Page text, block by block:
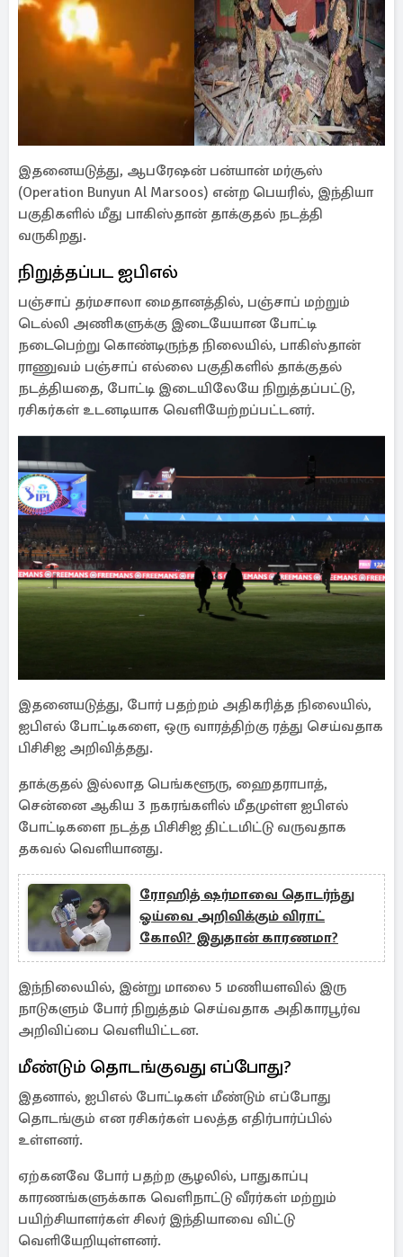
இதனையடுத்து, ஆபரேஷன் பன்யான் மர்சூஸ்
(Operation Bunyun Al Marsoos) என்ற பெயரில், இந்தியா
பகுதிகளில் மீது பாகிஸ்தான் தாக்குதல் நடத்தி
வருகிறது.
நிறுத்தப்பட ஐபிஎல்
பஞ்சாப் தர்மசாலா மைதானத்தில், பஞ்சாப் மற்றும்
டெல்லி அணிகளுக்கு இடையேயான போட்டி
நடைபெற்று கொண்டிருந்த நிலையில், பாகிஸ்தான்
ராணுவம் பஞ்சாப் எல்லை பகுதிகளில் தாக்குதல்
நடத்தியதை, போட்டி இடையிலேயே நிறுத்தப்பட்டு,
ரசிகர்கள் உடனடியாக வெளியேற்றப்பட்டனர்.
இதனையடுத்து, போர் பதற்றம் அதிகரித்த நிலையில்,
ஐபிஎல் போட்டிகளை, ஒரு வாரத்திற்கு ரத்து செய்வதாக
பிசிசிஐ அறிவித்தது.
தாக்குதல் இல்லாத பெங்களூரு, ஹைதராபாத்,
சென்னை ஆகிய 3 நகரங்களில் மீதமுள்ள ஐபிஎல்
போட்டிகளை நடத்த பிசிசிஐ திட்டமிட்டு வருவதாக
தகவல் வெளியானது.
ரோஹித் ஷர்மாவை தொடர்ந்து
ஓய்வை அறிவிக்கும் விராட்
கோலி? இதுதான் காரணமா?
இந்நிலையில், இன்று மாலை 5 மணியளவில் இரு
நாடுகளும் போர் நிறுத்தம் செய்வதாக அதிகாரபூர்வ
அறிவிப்பை வெளியிட்டன.
மீண்டும் தொடங்குவது எப்போது?
இதனால், ஐபிஎல் போட்டிகள் மீண்டும் எப்போது
தொடங்கும் என ரசிகர்கள் பலத்த எதிர்பார்ப்பில்
உள்ளனர்.
ஏற்கனவே போர் பதற்ற சூழலில், பாதுகாப்பு
காரணங்களுக்காக வெளிநாட்டு வீரர்கள் மற்றும்
பயிற்சியாளர்கள் சிலர் இந்தியாவை விட்டு
வெளியேறியுள்ளனர்.